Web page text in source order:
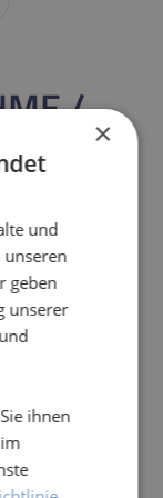
/ ×
und
geben
unserer
ihnen